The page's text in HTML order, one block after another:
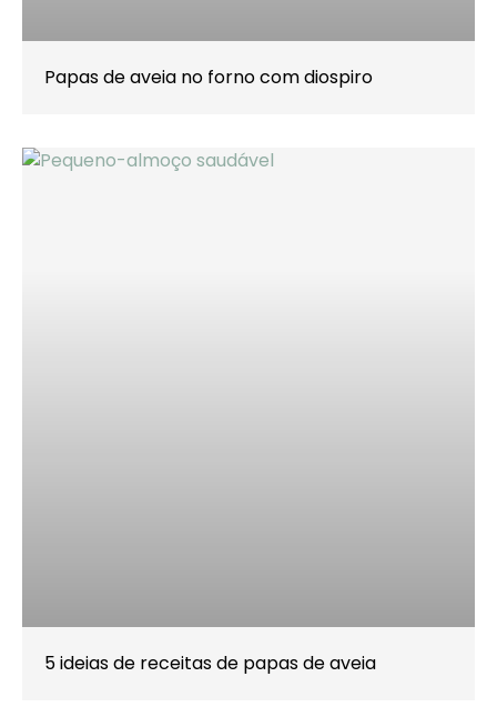
Papas de aveia no forno com diospiro
5 ideias de receitas de papas de aveia